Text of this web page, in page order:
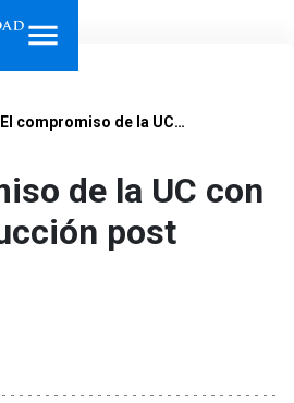
El compromiso de la UC…
de la UC con
post